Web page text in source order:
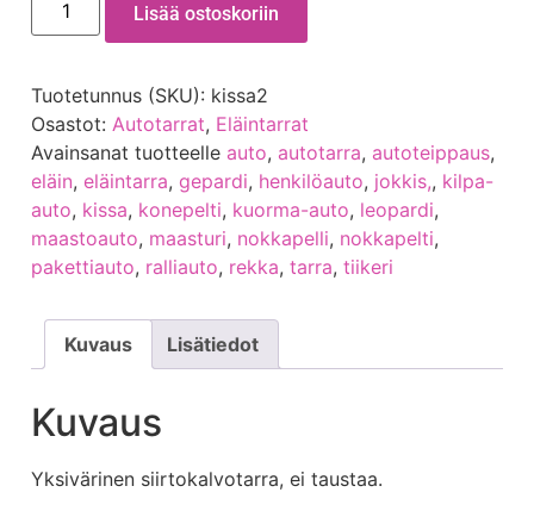
Lisää ostoskoriin
Tuotetunnus (SKU): kissa2
Osastot: Autotarrat, Eläintarrat
Avainsanat tuotteelle auto, autotarra, autoteippaus,
eläin, eläintarra, gepardi, henkilöauto, jokkis,, kilpa-
auto, kissa, konepelti, kuorma-auto, leopardi,
maastoauto, maasturi, nokkapelli, nokkapelti,
pakettiauto, ralliauto, rekka, tarra, tiikeri
Kuvaus Lisätiedot
Kuvaus
Yksivärinen siirtokalvotarra, ei taustaa.